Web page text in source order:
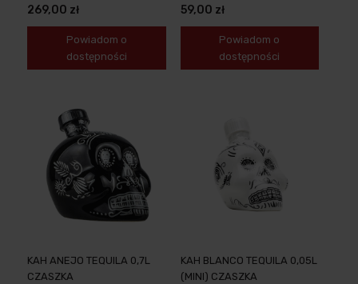
269,00 zł
Powiadom o
dostępności
59,00 zł
Powiadom o
dostępności
KAH ANEJO TEQUILA 0,7L
CZASZKA
KAH BLANCO TEQUILA 0,05L
(MINI) CZASZKA